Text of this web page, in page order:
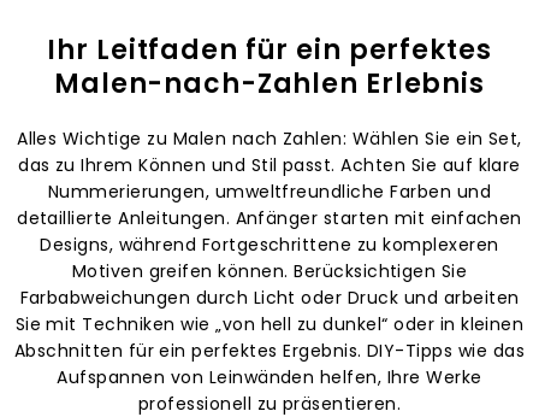
Ihr Leitfaden für ein perfektes
Malen-nach-Zahlen Erlebnis
Alles Wichtige zu Malen nach Zahlen: Wählen Sie ein Set,
das zu Ihrem Können und Stil passt. Achten Sie auf klare
Nummerierungen, umweltfreundliche Farben und
detaillierte Anleitungen. Anfänger starten mit einfachen
Designs, während Fortgeschrittene zu komplexeren
Motiven greifen können. Berücksichtigen Sie
Farbabweichungen durch Licht oder Druck und arbeiten
Sie mit Techniken wie „von hell zu dunkel“ oder in kleinen
Abschnitten für ein perfektes Ergebnis. DIY-Tipps wie das
Aufspannen von Leinwänden helfen, Ihre Werke
professionell zu präsentieren.